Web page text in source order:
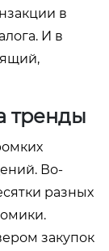
в
И в
тренды
Во-
разных
закупок